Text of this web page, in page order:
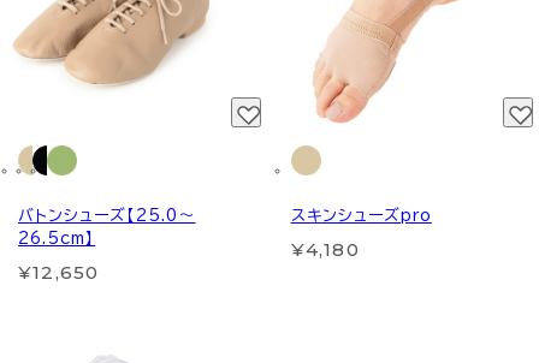
バトンシューズ【25.0～
26.5cm】
¥12,650
スキンシューズpro
¥4,180